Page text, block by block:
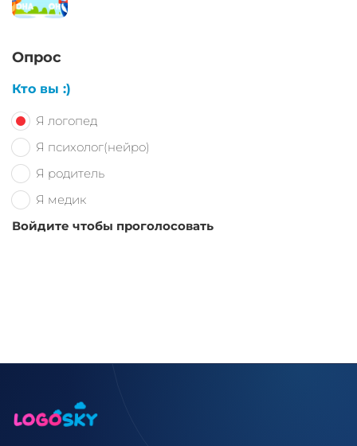
Опрос
Кто вы :)
Я логопед
Я психолог(нейро)
Я родитель
Я медик
Войдите чтобы проголосовать